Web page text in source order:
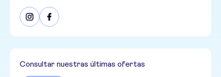
Consultar nuestras últimas ofertas